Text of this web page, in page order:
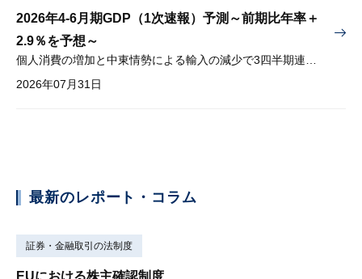
2026年4-6月期GDP（1次速報）予測～前期比年率＋
2.9％を予想～
2026年07月31日
最新のレポート・コラム
証券・金融取引の法制度
EUにおける株主確認制度